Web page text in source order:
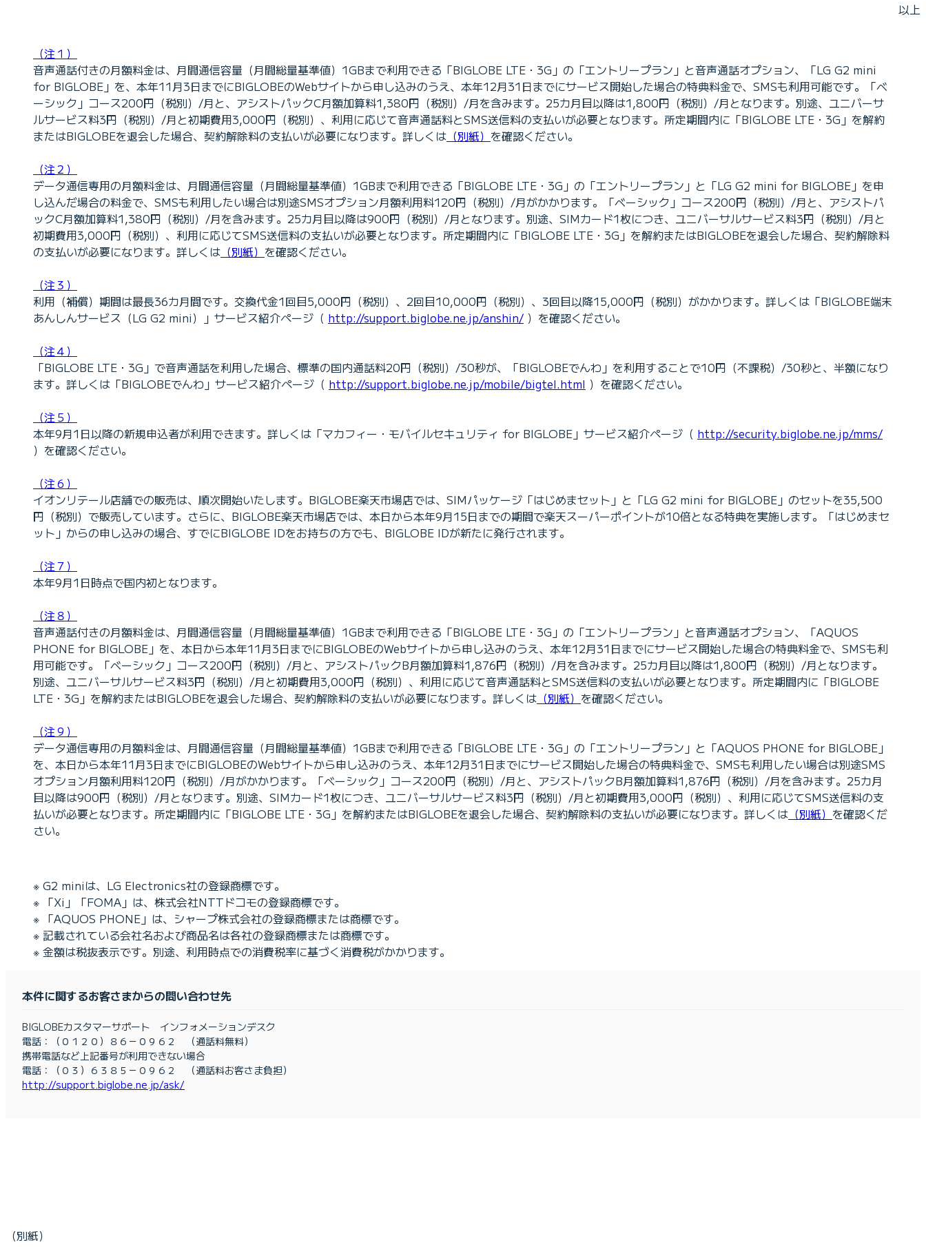
以上
（注１）
音声通話付きの月額料金は、月間通信容量（月間総量基準値）1GBまで利用できる「BIGLOBE LTE・3G」の「エントリープラン」と音声通話オプション、「LG G2 mini
for BIGLOBE」を、本年11月3日までにBIGLOBEのWebサイトから申し込みのうえ、本年12月31日までにサービス開始した場合の特典料金で、SMSも利用可能です。「ベ
ーシック」コース200円（税別）/月と、アシストパックC月額加算料1,380円（税別）/月を含みます。25カ月目以降は1,800円（税別）/月となります。別途、ユニバーサ
ルサービス料3円（税別）/月と初期費用3,000円（税別）、利用に応じて音声通話料とSMS送信料の支払いが必要となります。所定期間内に「BIGLOBE LTE・3G」を解約
またはBIGLOBEを退会した場合、契約解除料の支払いが必要になります。詳しくは （別紙） を確認ください。
（注２）
データ通信専用の月額料金は、月間通信容量（月間総量基準値）1GBまで利用できる「BIGLOBE LTE・3G」の「エントリープラン」と「LG G2 mini for BIGLOBE」を申
し込んだ場合の料金で、SMSも利用したい場合は別途SMSオプション月額利用料120円（税別）/月がかかります。「ベーシック」コース200円（税別）/月と、アシストパ
ックC月額加算料1,380円（税別）/月を含みます。25カ月目以降は900円（税別）/月となります。別途、SIMカード1枚につき、ユニバーサルサービス料3円（税別）/月と
初期費用3,000円（税別）、利用に応じてSMS送信料の支払いが必要となります。所定期間内に「BIGLOBE LTE・3G」を解約またはBIGLOBEを退会した場合、契約解除料
の支払いが必要になります。詳しくは （別紙） を確認ください。
（注３）
利用（補償）期間は最長36カ月間です。交換代金1回目5,000円（税別）、2回目10,000円（税別）、3回目以降15,000円（税別）がかかります。詳しくは「BIGLOBE端末
あんしんサービス（LG G2 mini）」サービス紹介ページ（ http://support.biglobe.ne.jp/anshin/ ）を確認ください。
（注４）
「BIGLOBE LTE・3G」で音声通話を利用した場合、標準の国内通話料20円（税別）/30秒が、「BIGLOBEでんわ」を利用することで10円（不課税）/30秒と、半額になり
ます。詳しくは「BIGLOBEでんわ」サービス紹介ページ（ http://support.biglobe.ne.jp/mobile/bigtel.html ）を確認ください。
（注５）
本年9月1日以降の新規申込者が利用できます。詳しくは「マカフィー・モバイルセキュリティ for BIGLOBE」サービス紹介ページ（ http://security.biglobe.ne.jp/mms/
）を確認ください。
（注６）
イオンリテール店舗での販売は、順次開始いたします。BIGLOBE楽天市場店では、SIMパッケージ「はじめまセット」と「LG G2 mini for BIGLOBE」のセットを35,500
円（税別）で販売しています。さらに、BIGLOBE楽天市場店では、本日から本年9月15日までの期間で楽天スーパーポイントが10倍となる特典を実施します。「はじめまセ
ット」からの申し込みの場合、すでにBIGLOBE IDをお持ちの方でも、BIGLOBE IDが新たに発行されます。
（注７）
本年9月1日時点で国内初となります。
（注８）
音声通話付きの月額料金は、月間通信容量（月間総量基準値）1GBまで利用できる「BIGLOBE LTE・3G」の「エントリープラン」と音声通話オプション、「AQUOS
PHONE for BIGLOBE」を、本日から本年11月3日までにBIGLOBEのWebサイトから申し込みのうえ、本年12月31日までにサービス開始した場合の特典料金で、SMSも利
用可能です。「ベーシック」コース200円（税別）/月と、アシストパックB月額加算料1,876円（税別）/月を含みます。25カ月目以降は1,800円（税別）/月となります。
別途、ユニバーサルサービス料3円（税別）/月と初期費用3,000円（税別）、利用に応じて音声通話料とSMS送信料の支払いが必要となります。所定期間内に「BIGLOBE
LTE・3G」を解約またはBIGLOBEを退会した場合、契約解除料の支払いが必要になります。詳しくは （別紙） を確認ください。
（注９）
データ通信専用の月額料金は、月間通信容量（月間総量基準値）1GBまで利用できる「BIGLOBE LTE・3G」の「エントリープラン」と「AQUOS PHONE for BIGLOBE」
を、本日から本年11月3日までにBIGLOBEのWebサイトから申し込みのうえ、本年12月31日までにサービス開始した場合の特典料金で、SMSも利用したい場合は別途SMS
オプション月額利用料120円（税別）/月がかかります。「ベーシック」コース200円（税別）/月と、アシストパックB月額加算料1,876円（税別）/月を含みます。25カ月
目以降は900円（税別）/月となります。別途、SIMカード1枚につき、ユニバーサルサービス料3円（税別）/月と初期費用3,000円（税別）、利用に応じてSMS送信料の支
払いが必要となります。所定期間内に「BIGLOBE LTE・3G」を解約またはBIGLOBEを退会した場合、契約解除料の支払いが必要になります。詳しくは （別紙） を確認くだ
さい。
※ G2 miniは、LG Electronics社の登録商標です。
※ 「Xi」「FOMA」は、株式会社NTTドコモの登録商標です。
※ 「AQUOS PHONE」は、シャープ株式会社の登録商標または商標です。
※ 記載されている会社名および商品名は各社の登録商標または商標です。
※ 金額は税抜表示です。別途、利用時点での消費税率に基づく消費税がかかります。
本件に関するお客さまからの問い合わせ先
BIGLOBEカスタマーサポート インフォメーションデスク
電話：（０１２０）８６－０９６２ （通話料無料）
携帯電話など上記番号が利用できない場合
電話：（０３）６３８５－０９６２ （通話料お客さま負担）
http://support.biglobe.ne.jp/ask/
（別紙）